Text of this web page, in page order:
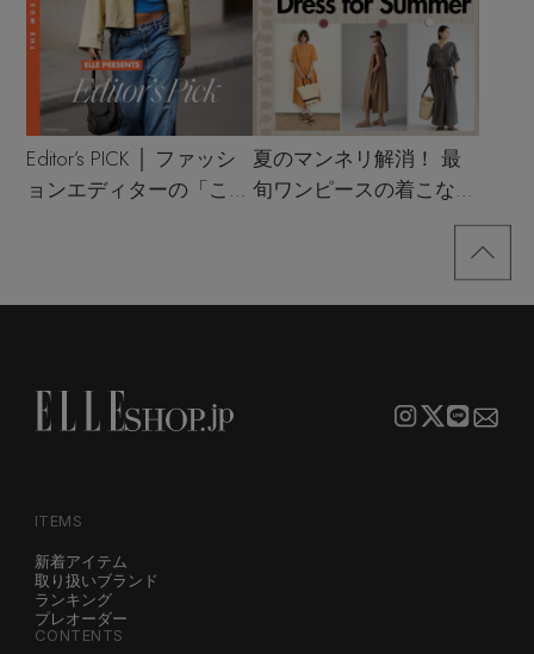
Editor’s PICK │ ファッシ
ョンエディターの「これ
夏のマンネリ解消！ 最
旬ワンピースの着こなし
ITEMS
新着アイテム
取り扱いブランド
ランキング
プレオーダー
CONTENTS